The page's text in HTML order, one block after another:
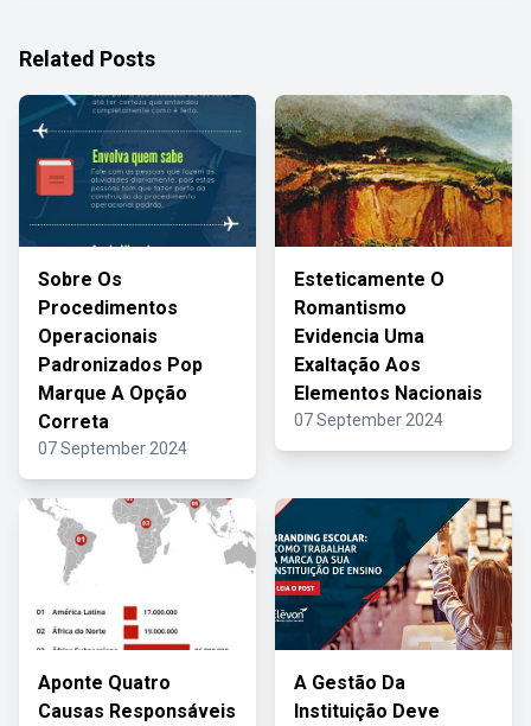
Related Posts
Sobre Os
Procedimentos
Operacionais
Padronizados Pop
Marque A Opção
Correta
07 September 2024
Esteticamente O
Romantismo
Evidencia Uma
Exaltação Aos
Elementos Nacionais
07 September 2024
Aponte Quatro
Causas Responsáveis
A Gestão Da
Instituição Deve